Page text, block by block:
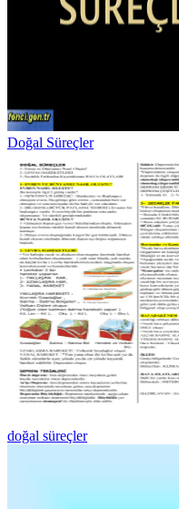
Doğal Süreçler
doğal süreçler